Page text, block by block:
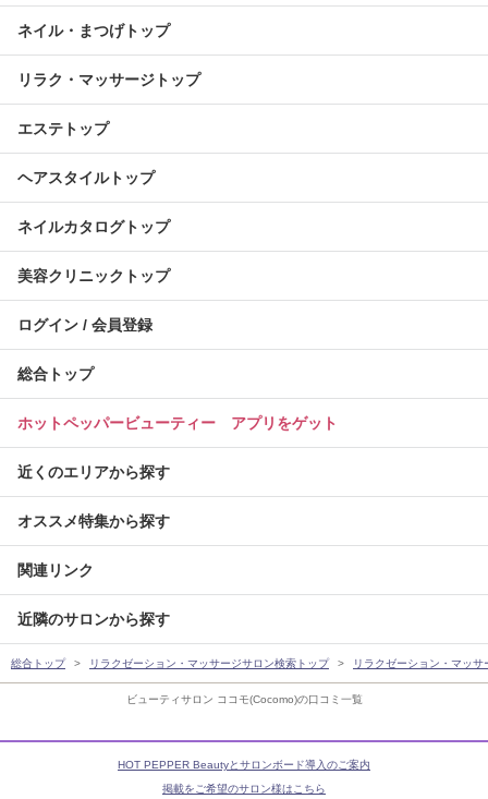
ビューティサロン ココモ(Cocomo)の口コミ一覧
ネイル・まつげトップ
リラク・マッサージトップ
エステトップ
ヘアスタイルトップ
ネイルカタログトップ
美容クリニックトップ
ログイン / 会員登録
総合トップ
ホットペッパービューティー アプリをゲット
近くのエリアから探す
オススメ特集から探す
関連リンク
近隣のサロンから探す
総合トップ リラクゼーション・マッサージサロン検索トップ リラクゼーション・マッ
HOT PEPPER Beautyとサロンボード導入のご案内
掲載をご希望のサロン様はこちら